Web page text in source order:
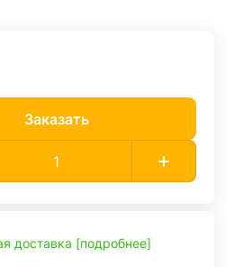
Заказать
доставка [подробнее]